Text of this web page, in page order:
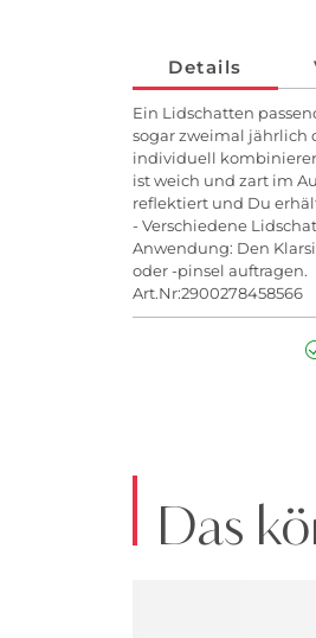
Details
Ein Lidschatten
sogar zweimal jährlich
individuell
ist weich und zart im
reflektiert und Du
- Verschiedene
Anwendung: Den
oder -pinsel auftragen.
Art.Nr:2900278458566
Das